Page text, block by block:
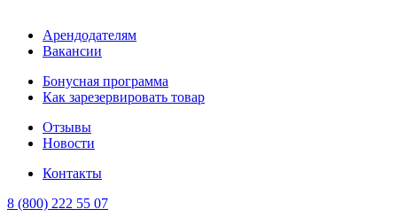
Арендодателям
Вакансии
Бонусная программа
Как зарезервировать товар
Отзывы
Новости
Контакты
8 (800) 222 55 07